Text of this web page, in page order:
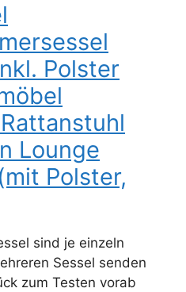
Polster
Lounge
Polster,
sind je einzeln
Sessel senden
zum Testen vorab